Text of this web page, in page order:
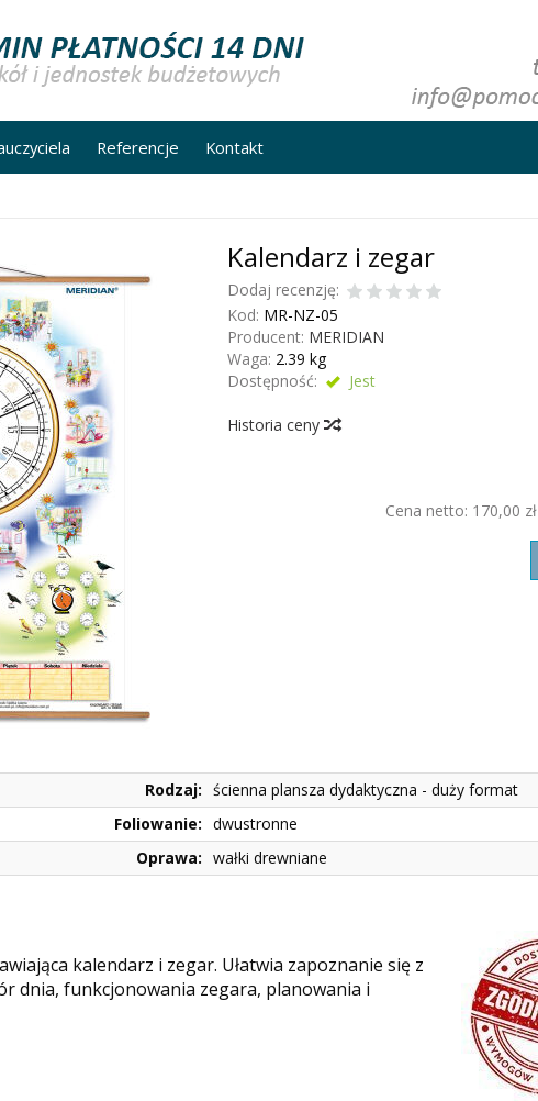
Referencje Kontakt
Kalendarz i zegar
Dodaj recenzję:
Kod: MR-NZ-05
Producent: MERIDIAN
Waga: 2.39 kg
Dostępność:
Jest
Historia ceny
Cena netto: 170,00 zł
Rodzaj: ścienna plansza dydaktyczna - duży format
Foliowanie: dwustronne
Oprawa: wałki drewniane
kalendarz i zegar. Ułatwia zapoznanie się z
dnia, funkcjonowania zegara, planowania i